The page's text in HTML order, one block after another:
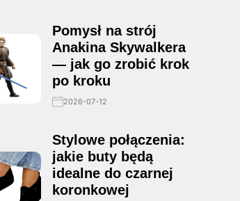
Pomysł na strój
Anakina Skywalkera
— jak go zrobić krok
po kroku
2026-07-12
Stylowe połączenia:
jakie buty będą
idealne do czarnej
koronkowej